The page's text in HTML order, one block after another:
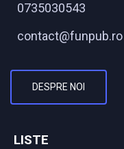
0735030543
contact@funpub.ro
DESPRE NOI
LISTE